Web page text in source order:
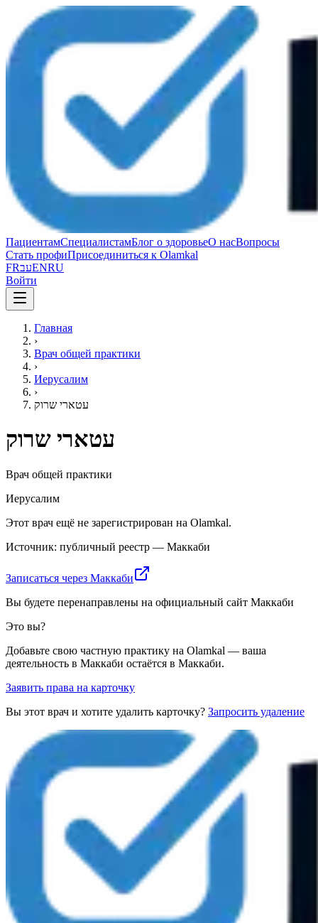
ПациентамСпециалистамБлог о здоровьеО насВопросы
Стать профиПрисоединиться к Olamkal
FRעבENRU
Войти
Главная
›
Врач общей практики
›
Иерусалим
›
עטארי שרוק
עטארי שרוק
Врач общей практики
Иерусалим
Этот врач ещё не зарегистрирован на Olamkal.
Источник: публичный реестр — Маккаби
Записаться через Маккаби
Вы будете перенаправлены на официальный сайт Маккаби
Это вы?
Добавьте свою частную практику на Olamkal — ваша
деятельность в Маккаби остаётся в Маккаби.
Заявить права на карточку
Вы этот врач и хотите удалить карточку? Запросить удаление